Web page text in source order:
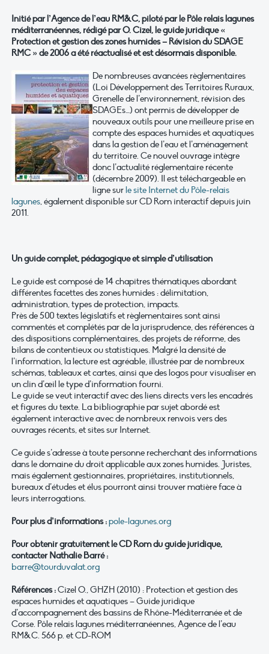
Initié par l’Agence de l’eau RM&C, piloté par le Pôle relais lagunes
méditerranéennes, rédigé par O. Cizel, le guide juridique «
Protection et gestion des zones humides – Révision du SDAGE
RMC » de 2006 a été réactualisé et est désormais disponible.
De nombreuses avancées règlementaires
(Loi Développement des Territoires Ruraux,
Grenelle de l’environnement, révision des
SDAGEs…) ont permis de développer de
nouveaux outils pour une meilleure prise en
compte des espaces humides et aquatiques
dans la gestion de l’eau et l’aménagement
du territoire. Ce nouvel ouvrage intègre
donc l’actualité réglementaire récente
(décembre 2009). Il est téléchargeable en
ligne surle site Internet du Pôle-relais
lagunes, également disponible sur CD Rom interactif depuis juin
2011.
Un guide complet, pédagogique et simple d’utilisation
Le guide est composé de 14 chapitres thématiques abordant
différentes facettes des zones humides : délimitation,
administration, types de protection, impacts.
Près de 500 textes législatifs et règlementaires sont ainsi
commentés et complétés par de la jurisprudence, des références à
des dispositions complémentaires, des projets de réforme, des
bilans de contentieux ou statistiques. Malgré la densité de
l’information, la lecture est agréable, illustrée par de nombreux
schémas, tableaux et cartes, ainsi que des logos pour visualiser en
un clin d’œil le type d’information fourni.
Le guide se veut interactif avec des liens directs vers les encadrés
et figures du texte. La bibliographie par sujet abordé est
également interactive avec de nombreux renvois vers des
ouvrages récents, et sites sur Internet.
Ce guide s’adresse à toute personne recherchant des informations
dans le domaine du droit applicable aux zones humides. Juristes,
mais également gestionnaires, propriétaires, institutionnels,
bureaux d’études et élus pourront ainsi trouver matière face à
leurs interrogations.
Pour plus d’informations :pole-lagunes.org
Pour obtenir gratuitement le CD Rom du guide juridique,
contacter Nathalie Barré :
barre@tourduvalat.org
Références :Cizel O., GHZH (2010) : Protection et gestion des
espaces humides et aquatiques – Guide juridique
d’accompagnement des bassins de Rhône-Méditerranée et de
Corse. Pôle relais lagunes méditerranéennes, Agence de l’eau
RM&C. 566 p. et CD-ROM